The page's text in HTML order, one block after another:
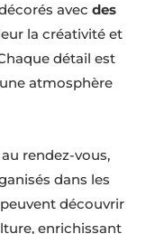
avec des
la créativité et
détail est
atmosphère
rendez-vous,
dans les
découvrir
enrichissant